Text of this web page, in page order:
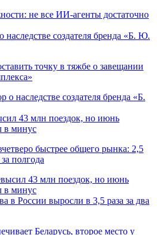
создателя бренда «Б. Ю.
точку в тяжбе о завещании
43 млн поездок, но июнь
в минус
быстрее общего рынка: 2,5
полгода
в России выросли в 3,5 раза за два
Беларусь, второе место у